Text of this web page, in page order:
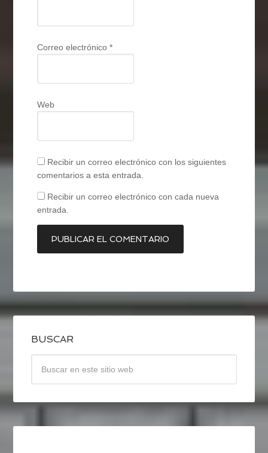
Correo electrónico*
Web
Recibir un correo electrónico con los siguientes
comentarios a esta entrada.
Recibir un correo electrónico con cada nueva
entrada.
BUSCAR